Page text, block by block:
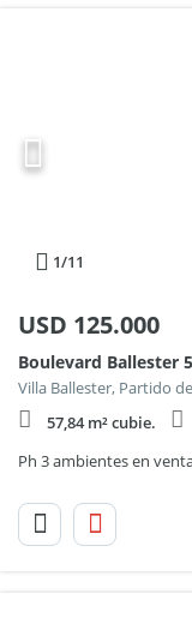
1/11
USD 125.000
Boulevard Ballester
Villa Ballester, Partido
57,84 m² cubie.
Ph 3 ambientes en